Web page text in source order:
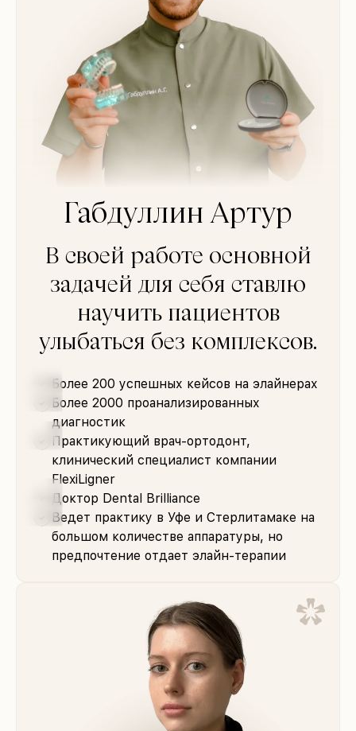
Габдуллин Артур
В своей работе основной
задачей для себя ставлю
научить пациентов
улыбаться без комплексов.
Более 200 успешных кейсов на элайнерах
Более 2000 проанализированных
диагностик
Практикующий врач-ортодонт,
клинический специалист компании
FlexiLigner
Доктор Dental Brilliance
Ведет практику в Уфе и Стерлитамаке на
большом количестве аппаратуры, но
предпочтение отдает элайн-терапии